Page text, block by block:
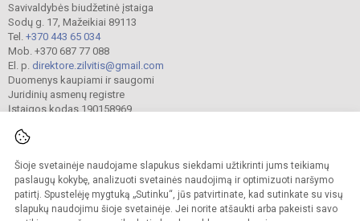
Šioje svetainėje naudojame slapukus siekdami užtikrinti jums teikiamų
paslaugų kokybę, analizuoti svetainės naudojimą ir optimizuoti naršymo
patirtį. Spustelėję mygtuką „Sutinku“, jūs patvirtinate, kad sutinkate su visų
slapukų naudojimu šioje svetainėje. Jei norite atšaukti arba pakeisti savo
Savivaldybės biudžetinė įstaiga
Sodų g. 17, Mažeikiai 89113
Tel. +370 443 65 034
Mob. +370 687 77 088
El. p. direktore.zilvitis@gmail.com
Duomenys kaupiami ir saugomi
Juridinių asmenų registre
Įstaigos kodas 190158969
© 2024. Mažeikių lopšelis-darželis „Žilvitis“. Visos teisės saugomos.
Kopijuoti turinį be raštiško įstaigos administracijos sutikimo griežtai draudžiama.
Prieinamumo paraiška Slapukų valdymas